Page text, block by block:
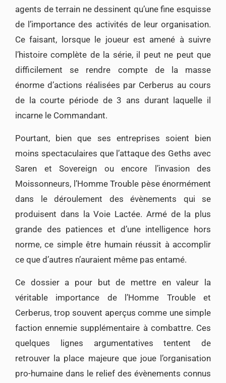
agents de terrain ne dessinent qu’une fine esquisse
de l’importance des activités de leur organisation.
Ce faisant, lorsque le joueur est amené à suivre
l’histoire complète de la série, il peut ne peut que
difficilement se rendre compte de la masse
énorme d’actions réalisées par Cerberus au cours
de la courte période de 3 ans durant laquelle il
incarne le Commandant.
Pourtant, bien que ses entreprises soient bien
moins spectaculaires que l’attaque des Geths avec
Saren et Sovereign ou encore l’invasion des
Moissonneurs, l’Homme Trouble pèse énormément
dans le déroulement des évènements qui se
produisent dans la Voie Lactée. Armé de la plus
grande des patiences et d’une intelligence hors
norme, ce simple être humain réussit à accomplir
ce que d’autres n’auraient même pas entamé.
Ce dossier a pour but de mettre en valeur la
véritable importance de l’Homme Trouble et
Cerberus, trop souvent aperçus comme une simple
faction ennemie supplémentaire à combattre. Ces
quelques lignes argumentatives tentent de
retrouver la place majeure que joue l’organisation
pro-humaine dans le relief des évènements connus